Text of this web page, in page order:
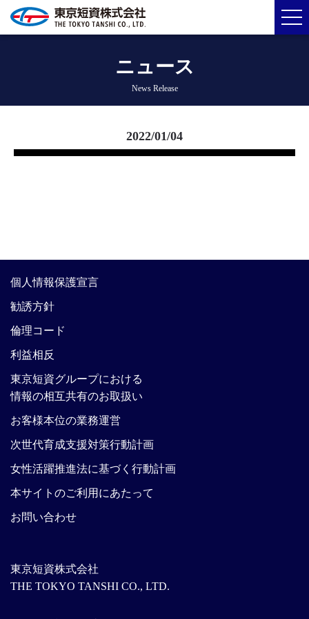
ニュース
News Release
2022/01/04
東京短資株式会社
THE TOKYO TANSHI CO., LTD.
個人情報保護宣言
勧誘方針
倫理コード
利益相反
東京短資グループにおける
情報の相互共有のお取扱い
お客様本位の業務運営
次世代育成支援対策行動計画
女性活躍推進法に基づく行動計画
本サイトのご利用にあたって
お問い合わせ